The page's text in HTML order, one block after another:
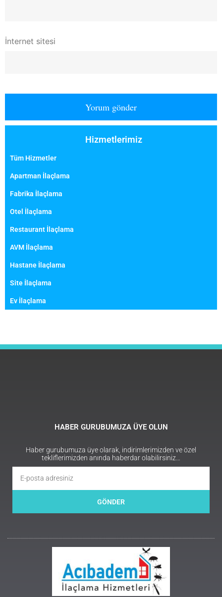
İnternet sitesi
Hizmetlerimiz
Tüm Hizmetler
Apartman İlaçlama
Fabrika İlaçlama
Otel İlaçlama
Restaurant İlaçlama
AVM İlaçlama
Hastane İlaçlama
Site İlaçlama
Ev İlaçlama
HABER GURUBUMUZA ÜYE OLUN
Haber gurubumuza üye olarak, indirimlerimizden ve özel
tekliflerimizden anında haberdar olabilirsiniz…
GÖNDER